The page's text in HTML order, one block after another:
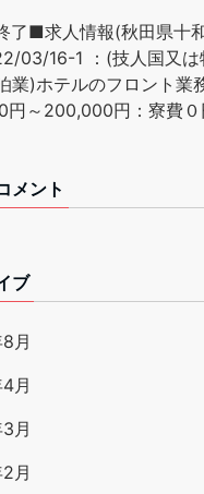
了■求人情報(秋田県十
03/16-1 ：(技人国又は
業)ホテルのフロント業
円～200,000円：寮費０
メント
ブ
月
月
月
月